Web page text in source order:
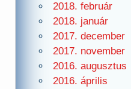
2018. február
2018. január
2017. december
2017. november
2016. augusztus
2016. április